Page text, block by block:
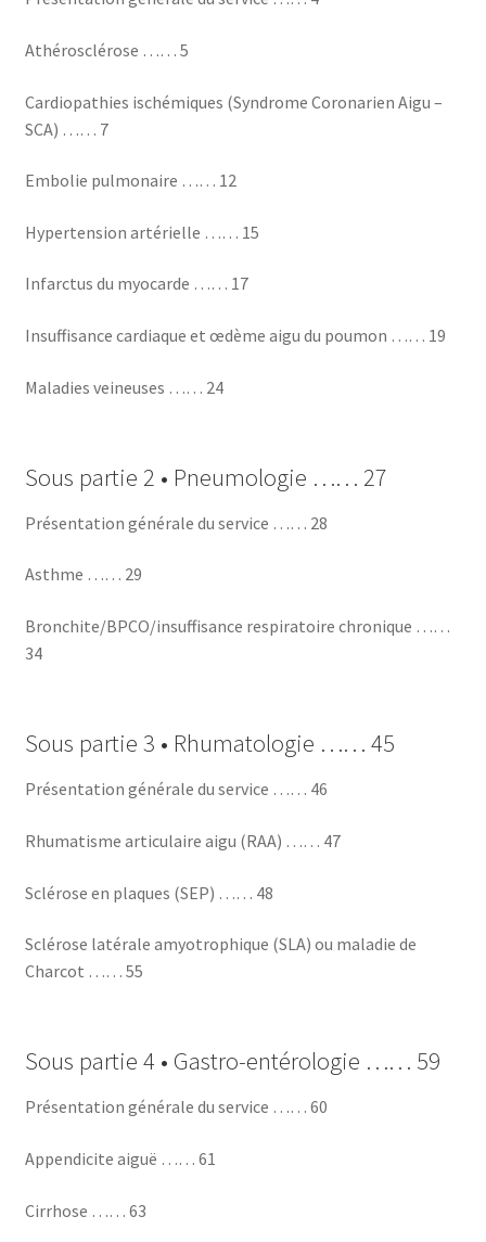
Athérosclérose …… 5
Cardiopathies ischémiques (Syndrome Coronarien Aigu –
SCA) …… 7
Embolie pulmonaire …… 12
Hypertension artérielle …… 15
Infarctus du myocarde …… 17
Insuffisance cardiaque et œdème aigu du poumon …… 19
Maladies veineuses …… 24
Sous partie 2 • Pneumologie …… 27
Présentation générale du service …… 28
Asthme …… 29
Bronchite/BPCO/insuffisance respiratoire chronique ……
34
Sous partie 3 • Rhumatologie …… 45
Présentation générale du service …… 46
Rhumatisme articulaire aigu (RAA) …… 47
Sclérose en plaques (SEP) …… 48
Sclérose latérale amyotrophique (SLA) ou maladie de
Charcot …… 55
Sous partie 4 • Gastro-entérologie …… 59
Présentation générale du service …… 60
Appendicite aiguë …… 61
Cirrhose …… 63